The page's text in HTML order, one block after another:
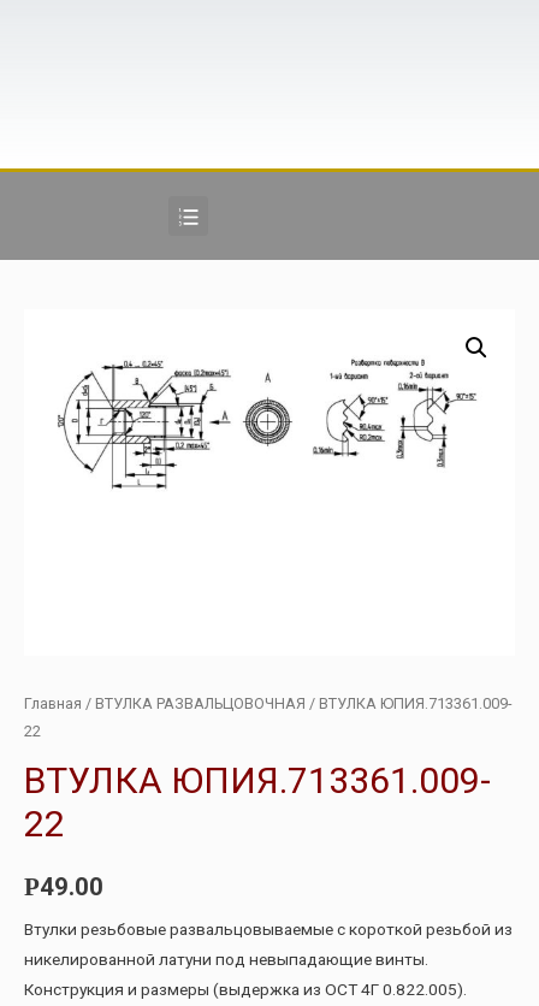
Главная / ВТУЛКА РАЗВАЛЬЦОВОЧНАЯ / ВТУЛКА ЮПИЯ.713361.009-
22
ВТУЛКА ЮПИЯ.713361.009-
22
Р49.00
Втулки резьбовые развальцовываемые с короткой резьбой из
никелированной латуни под невыпадающие винты.
Конструкция и размеры (выдержка из ОСТ 4Г 0.822.005).